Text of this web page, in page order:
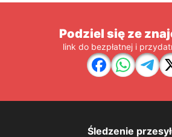
Podziel się ze
link do bezpłatnej i
Śledzenie